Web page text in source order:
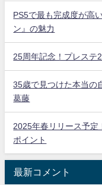
PS5で最も完成度が高
ン』の魅力
25周年記念！プレステ
35歳で見つけた本当の
葛藤
2025年春リリース予定
ポイント
最新コメント